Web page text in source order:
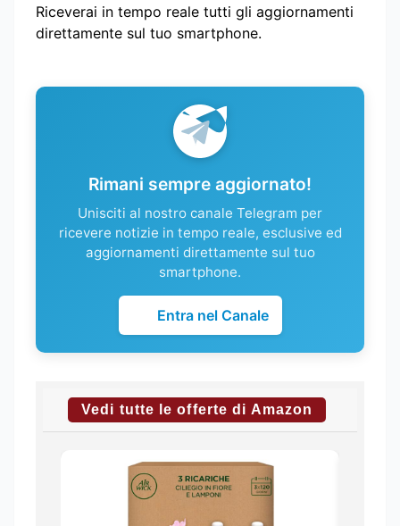
Riceverai in tempo reale tutti gli aggiornamenti
direttamente sul tuo smartphone.
Rimani sempre aggiornato!
Unisciti al nostro canale Telegram per
ricevere notizie in tempo reale, esclusive ed
aggiornamenti direttamente sul tuo
smartphone.
Entra nel Canale